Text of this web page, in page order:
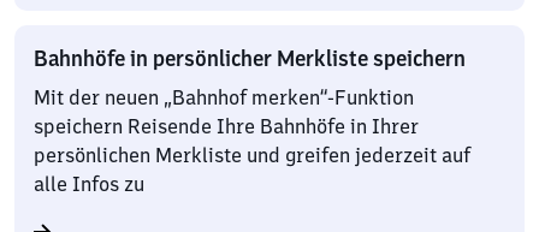
Bahnhöfe in persönlicher Merkliste speichern
Mit der neuen „Bahnhof merken“-Funktion
speichern Reisende Ihre Bahnhöfe in Ihrer
persönlichen Merkliste und greifen jederzeit auf
alle Infos zu